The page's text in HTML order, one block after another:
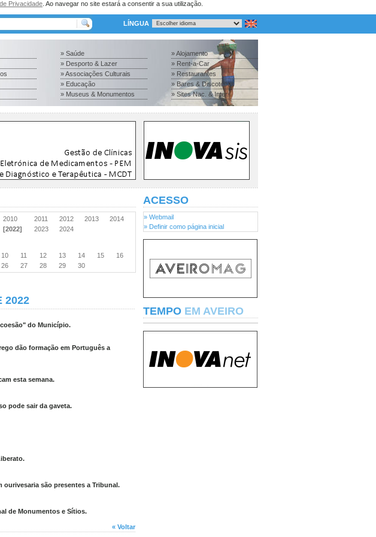
Privacidade . Ao navegar no site estará a consentir a sua utilização.
LÍNGUA
» Saúde
» Desporto & Lazer
» Associações Culturais
» Educação
» Museus & Monumentos
» Alojamento
» Rent-a-Car
» Restaurantes
» Bares & Discotecas
» Sites Nac. & Inter.
2010 2011 2012 2013
2014
[2022] 2023 2024
10 11 12 13 14 15
16
26 27 28 29 30
2022
do Município.
dão formação em Português a
esta semana.
pode sair da gaveta.
são presentes a Tribunal.
de Monumentos e Sítios.
« Voltar
ACESSO
» Webmail
» Definir como página inicial
TEMPO EM AVEIRO